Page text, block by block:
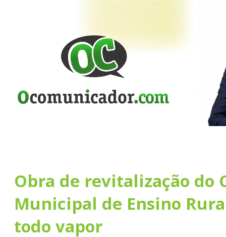
Obra de revitalização do
Municipal de Ensino
todo vapor